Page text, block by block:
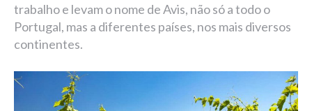
trabalho e levam o nome de Avis, não só a todo o
Portugal, mas a diferentes países, nos mais diversos
continentes.